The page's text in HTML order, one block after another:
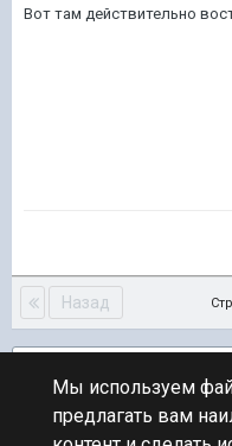
Вот там действительно
Назад
ПЕРЕЙТИ К СПИСКУ ТЕМ
Мы используем
предлагать вам